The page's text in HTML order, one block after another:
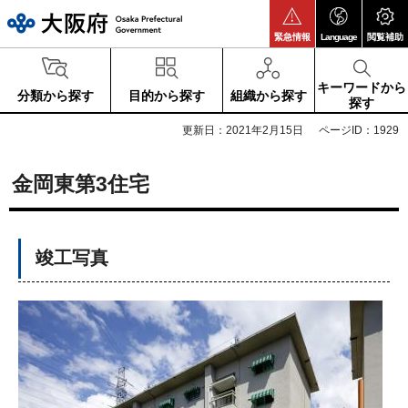
緊急情報 Language 閲覧補助
分類から探す 目的から探す 組織から探す
キーワードから
探す
更新日：2021年2月15日 ページID：1929
金岡東第3住宅
竣工写真